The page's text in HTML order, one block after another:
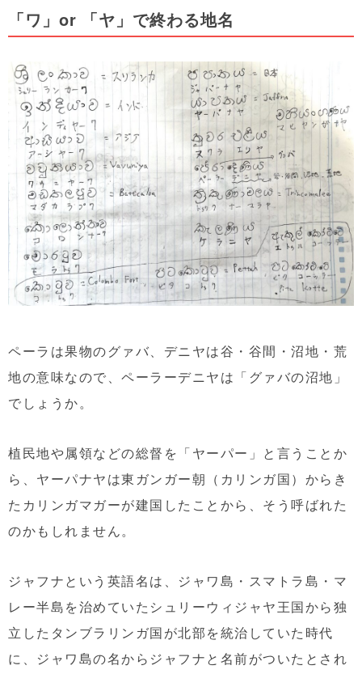
「ワ」or 「ヤ」で終わる地名
ペーラは果物のグァバ、デニヤは谷・谷間・沼地・荒
地の意味なので、ペーラーデニヤは「グァバの沼地」
でしょうか。
植民地や属領などの総督を「ヤーパー」と言うことか
ら、ヤーパナヤは東ガンガー朝（カリンガ国）からき
たカリンガマガーが建国したことから、そう呼ばれた
のかもしれません。
ジャフナという英語名は、ジャワ島・スマトラ島・マ
レー半島を治めていたシュリーウィジャヤ王国から独
立したタンブラリンガ国が北部を統治していた時代
に、ジャワ島の名からジャフナと名前がついたとされ